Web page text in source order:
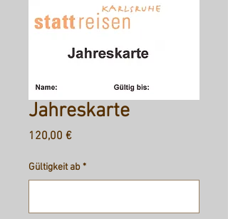
Jahreskarte
120,00 €Preis
Gültigkeit ab *